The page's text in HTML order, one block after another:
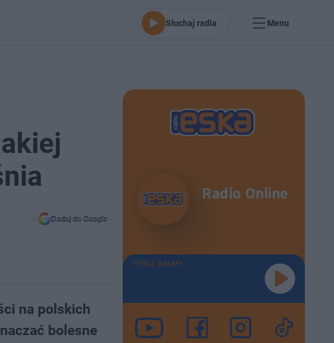
Słuchaj radia Menu
Dodaj do Google
na polskich
bolesne
Radio Online
TERAZ GRAMY